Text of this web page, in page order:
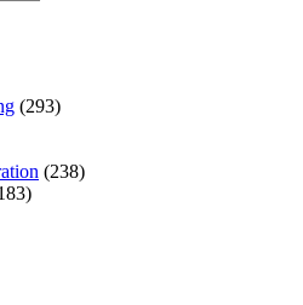
(293)
(238)